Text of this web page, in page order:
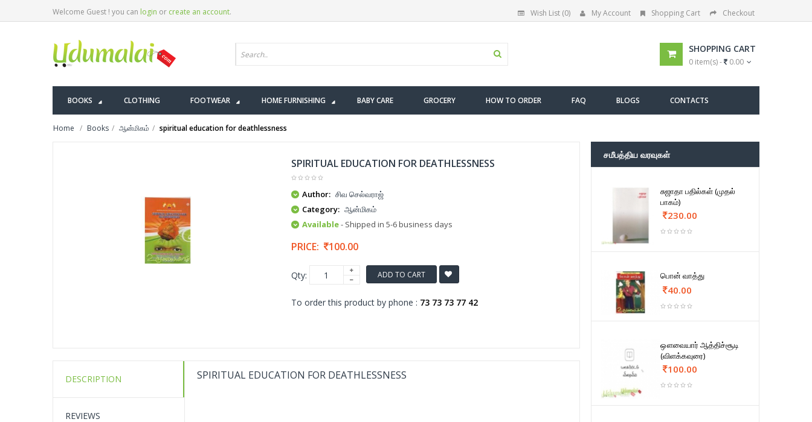
Welcome Guest ! you can login or create an account. Wish List (0) My Account Shopping Cart Checkout
SHOPPING CART
0 item(s) - 0.00
BOOKS CLOTHING FOOTWEAR HOME FURNISHING BABY CARE GROCERY HOW TO ORDER FAQ BLOGS CONTACTS
Home Books ஆன்மிகம் spiritual education for deathlessness
SPIRITUAL EDUCATION FOR DEATHLESSNESS
Author: சிவ செல்வராஜ்
Category: ஆன்மிகம்
Available- Shipped in 5-6 business days
PRICE: 100.00
Qty: ADD TO CART
To order this product by phone : 73 73 73 77 42
DESCRIPTION
REVIEWS
SPIRITUAL EDUCATION FOR DEATHLESSNESS
சமீபத்திய வரவுகள்
சுஜாதா பதில்கள் (முதல்
பாகம்)
230.00
பொன் வாத்து
40.00
ஔவையார் ஆத்திச்சூடி
(விளக்கவுரை)
100.00